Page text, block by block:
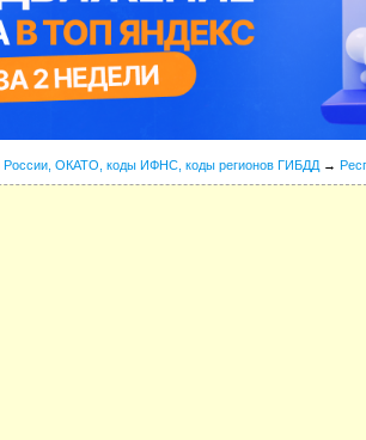
России, ОКАТО, коды ИФНС, коды регионов ГИБДД →